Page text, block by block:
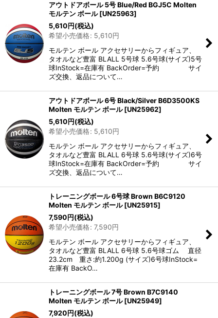
アウトドアボール 5号 Blue/Red BGJ5C Molten
モルテン ボール [UN25963]
5,610円(税込)
希望小売価格: 5,610円
モルテン ボール アクセサリーからフィギュア、
タオルなど豊富 BLALL 5号球 5.6号球(サイズ)5号
球InStock=在庫有 BackOrder=予約 サイ
ズ交換、返品について…
アウトドアボール 6号 Black/Silver B6D3500KS
Molten モルテン ボール [UN25962]
5,610円(税込)
希望小売価格: 5,610円
モルテン ボール アクセサリーからフィギュア、
タオルなど豊富 BLALL 6号球 5.6号球(サイズ)6号
球InStock=在庫有 BackOrder=予約 サイ
ズ交換、返品について…
トレーニングボール 6号球 Brown B6C9120
Molten モルテン ボール [UN25915]
7,590円(税込)
希望小売価格: 7,590円
モルテン ボール アクセサリーからフィギュア、
タオルなど豊富 BLALL 6号球 5.6号球ゴム 直径
23.2cm 重さ:約1.200g (サイズ)6号球InStock=
在庫有 BackO…
トレーニングボール 7号 Brown B7C9140
Molten モルテン ボール [UN25949]
7,920円(税込)